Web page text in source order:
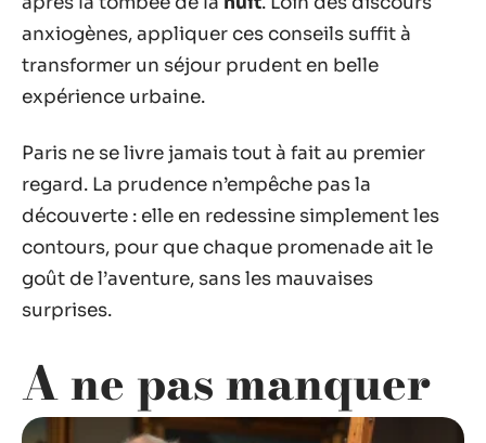
anxiogènes, appliquer ces conseils suffit à
transformer un séjour prudent en belle
expérience urbaine.
Paris ne se livre jamais tout à fait au premier
regard. La prudence n’empêche pas la
découverte : elle en redessine simplement les
contours, pour que chaque promenade ait le
goût de l’aventure, sans les mauvaises
surprises.
A ne pas manquer